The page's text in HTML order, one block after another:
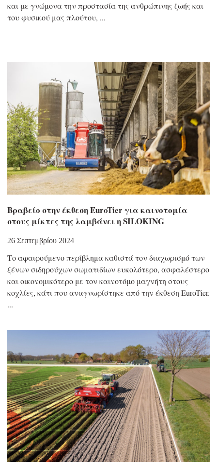
και με γνώμονα την προστασία της ανθρώπινης ζωής και
του φυσικού μας πλούτου,
Βραβείο στην έκθεση EuroTier για καινοτομία
στους μίκτες της λαμβάνει η SILOKING
26 Σεπτεμβρίου 2024
Το αφαιρούμενο περίβλημα καθιστά τον διαχωρισμό των
ξένων σιδηρούχων σωματιδίων ευκολότερο, ασφαλέστερο
και οικονομικότερο με τον καινοτόμο μαγνήτη στους
κοχλίες, κάτι που αναγνωρίστηκε από την έκθεση EuroTier.